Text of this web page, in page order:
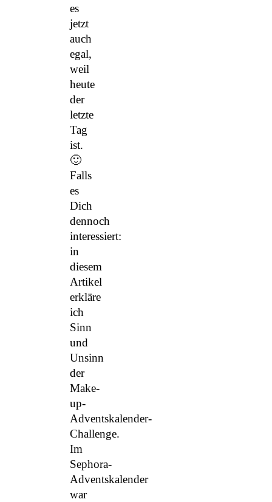
es
jetzt
auch
egal,
weil
heute
der
letzte
Tag
ist.
🙂
Falls
es
Dich
dennoch
interessiert:
in
diesem
Artikel
erkläre
ich
Sinn
und
Unsinn
der
Make-
up-
Adventskalender-
Challenge.
Im
Sephora-
Adventskalender
war